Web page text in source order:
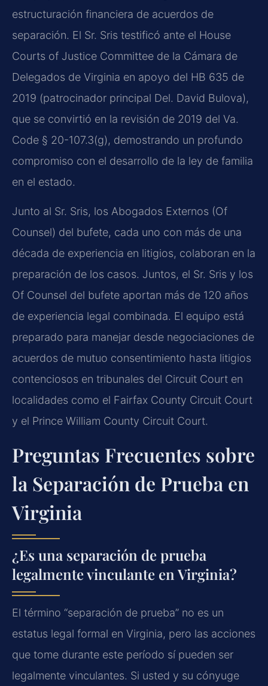
estructuración financiera de acuerdos de
separación. El Sr. Sris testificó ante el House
Courts of Justice Committee de la Cámara de
Delegados de Virginia en apoyo del HB 635 de
2019 (patrocinador principal Del. David Bulova),
que se convirtió en la revisión de 2019 del Va.
Code § 20-107.3(g), demostrando un profundo
compromiso con el desarrollo de la ley de familia
en el estado.
Junto al Sr. Sris, los Abogados Externos (Of
Counsel) del bufete, cada uno con más de una
década de experiencia en litigios, colaboran en la
preparación de los casos. Juntos, el Sr. Sris y los
Of Counsel del bufete aportan más de 120 años
de experiencia legal combinada. El equipo está
preparado para manejar desde negociaciones de
acuerdos de mutuo consentimiento hasta litigios
contenciosos en tribunales del Circuit Court en
localidades como el Fairfax County Circuit Court
y el Prince William County Circuit Court.
Preguntas Frecuentes sobre
la Separación de Prueba en
Virginia
¿Es una separación de prueba
legalmente vinculante en Virginia?
El término “separación de prueba” no es un
estatus legal formal en Virginia, pero las acciones
que tome durante este período sí pueden ser
legalmente vinculantes. Si usted y su cónyuge